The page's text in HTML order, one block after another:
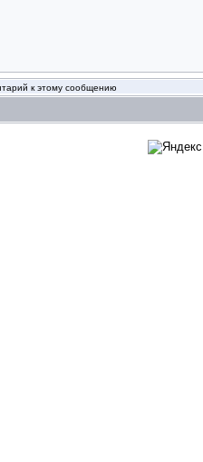
к этому сообщению